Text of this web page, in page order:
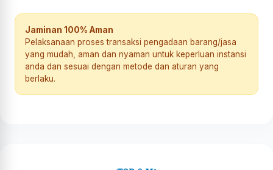
Jaminan 100% Aman
Pelaksanaan proses transaksi pengadaan barang/jasa
yang mudah, aman dan nyaman untuk keperluan instansi
anda dan sesuai dengan metode dan aturan yang
berlaku.